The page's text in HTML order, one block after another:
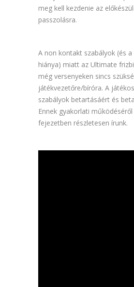
meg kell kezdenie az
passzolásra.
A non kontakt szabályok (és
hiánya) miatt az Ultimate
még versenyeken sincs
játékvezetőre/bíróra. A
szabályok betartásáért és
Ennek gyakorlati
fejezetben részletesen írunk.